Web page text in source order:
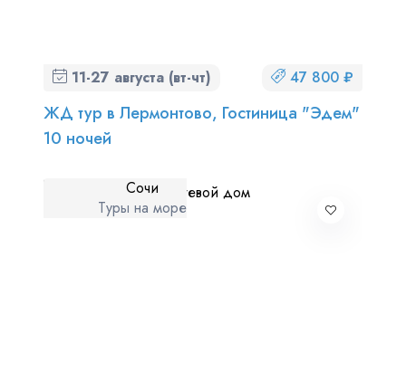
11-27 августа (вт-чт) 47 800 ₽
ЖД тур в Лермонтово, Гостиница "Эдем"
10 ночей
Сочи
Туры на море